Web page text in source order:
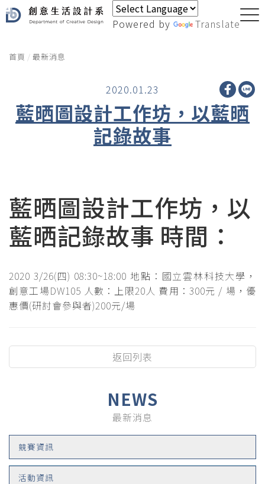
Powered by Translate
首頁 最新消息
NEWS
最新消息
競賽資訊
活動資訊
2020.01.23
藍晒圖設計工作坊，以藍晒
記錄故事
藍晒圖設計工作坊，以
藍晒記錄故事 時間：
2020 3/26(四) 08:30~18:00 地點：國立雲林科技大學，
創意工場DW105 人數：上限20人 費用：300元 / 場，優
惠價(研討會參與者)200元/場
返回列表